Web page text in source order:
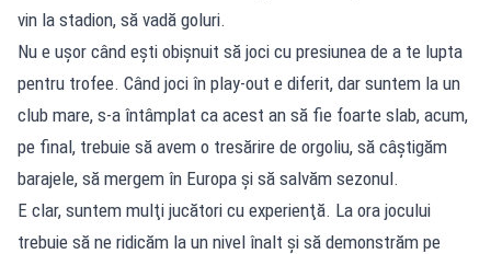
vin la stadion, să vadă goluri.
Nu e uşor când eşti obişnuit să joci cu presiunea de a te lupta
pentru trofee. Când joci în play-out e diferit, dar suntem la un
club mare, s-a întâmplat ca acest an să fie foarte slab, acum,
pe final, trebuie să avem o tresărire de orgoliu, să câştigăm
barajele, să mergem în Europa şi să salvăm sezonul.
E clar, suntem mulţi jucători cu experienţă. La ora jocului
trebuie să ne ridicăm la un nivel înalt şi să demonstrăm pe